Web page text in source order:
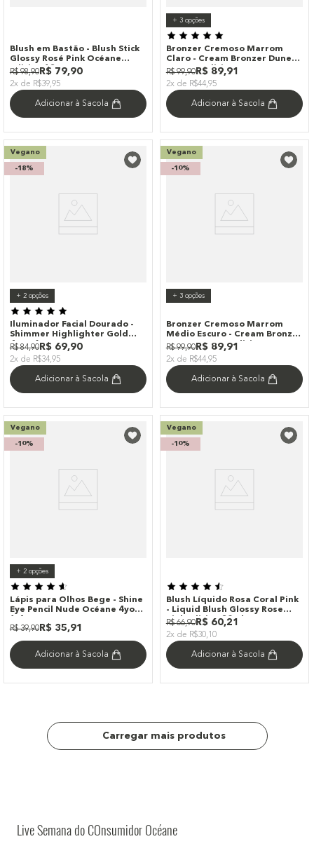
Blush em Bastão - Blush Stick
Glossy Rosé Pink Océane
Edition 12g
R$ 98,90R$ 79,90
2x de R$39,95
Adicionar à Sacola
+ 3opções
Bronzer Cremoso Marrom
Claro - Cream Bronzer Dune
Océane Edition
R$ 99,90R$ 89,91
2x de R$44,95
Adicionar à Sacola
Vegano
-18%
+ 2opções
Iluminador Facial Dourado -
Shimmer Highlighter Gold
4you 6g
R$ 84,90R$ 69,90
2x de R$34,95
Adicionar à Sacola
Vegano
-10%
+ 3opções
Bronzer Cremoso Marrom
Médio Escuro - Cream Bronzer
Coast Océane Edition
R$ 99,90R$ 89,91
2x de R$44,95
Adicionar à Sacola
Vegano
-10%
+ 2opções
Lápis para Olhos Bege - Shine
Eye Pencil Nude Océane 4you
R$ 39,90R$ 35,91
Adicionar à Sacola
Vegano
-10%
Blush Líquido Rosa Coral Pink
- Liquid Blush Glossy Rose
Pink Edition 20ml
R$ 66,90R$ 60,21
2x de R$30,10
Adicionar à Sacola
Live Semana do COnsumidor Océane